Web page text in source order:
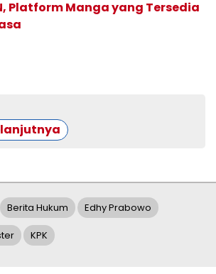
Platform Manga yang Tersedia
Berita Hukum Edhy Prabowo
KPK